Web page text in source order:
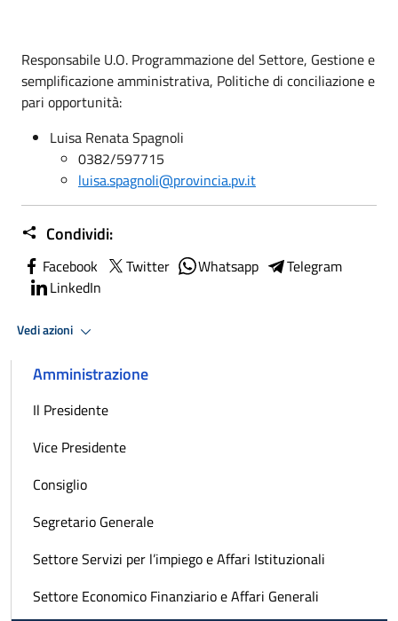
Responsabile U.O. Programmazione del Settore, Gestione e
semplificazione amministrativa, Politiche di conciliazione e
pari opportunità:
Luisa Renata Spagnoli
0382/597715
luisa.spagnoli@provincia.pv.it
Condividi:
Facebook Twitter Whatsapp
Telegram
LinkedIn
Vedi azioni
Amministrazione
Il Presidente
Vice Presidente
Consiglio
Segretario Generale
Settore Servizi per l’impiego e Affari Istituzionali
Settore Economico Finanziario e Affari Generali